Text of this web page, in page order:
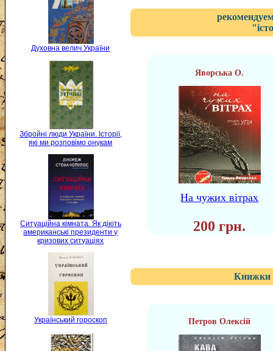
Духовна велич України
Збройні люди України. Історії,
які ми розповімо онукам
Ситуаційна кімната. Як діють
американські президенти у
кризових ситуаціях
Український гороскоп
Яворська О.
На чужих вітрах
200 грн.
Книжки
Петров Олексій